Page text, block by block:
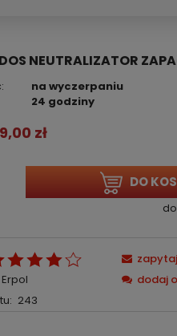
NEUTRALIZATOR
na wyczerpaniu
24 godziny
zł
DO
Erpol
243
dodaj